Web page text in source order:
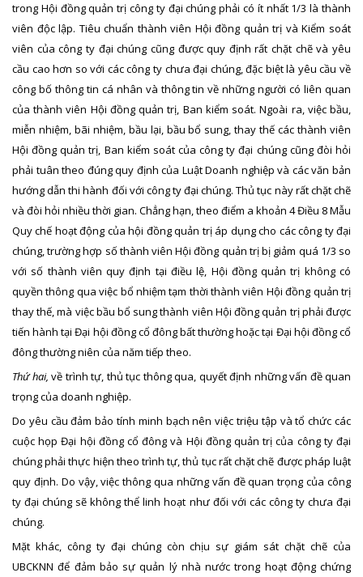
trong Hội đồng quản trị công ty đại chúng phải có ít nhất 1/3 là thành
viên độc lập. Tiêu chuẩn thành viên Hội đồng quản trị và Kiểm soát
viên của công ty đại chúng cũng được quy định rất chặt chẽ và yêu
cầu cao hơn so với các công ty chưa đại chúng, đặc biệt là yêu cầu về
công bố thông tin cá nhân và thông tin về những người có liên quan
của thành viên Hội đồng quản trị, Ban kiểm soát. Ngoài ra, việc bầu,
miễn nhiệm, bãi nhiệm, bầu lại, bầu bổ sung, thay thế các thành viên
Hội đồng quản trị, Ban kiểm soát của công ty đại chúng cũng đòi hỏi
phải tuân theo đúng quy định của Luật Doanh nghiệp và các văn bản
hướng dẫn thi hành đối với công ty đại chúng. Thủ tục này rất chặt chẽ
và đòi hỏi nhiều thời gian. Chẳng hạn, theo điểm a khoản 4 Điều 8 Mẫu
Quy chế hoạt động của hội đồng quản trị áp dụng cho các công ty đại
chúng, trường hợp số thành viên Hội đồng quản trị bị giảm quá 1/3 so
với số thành viên quy định tại điều lệ, Hội đồng quản trị không có
quyền thông qua việc bổ nhiệm tạm thời thành viên Hội đồng quản trị
thay thế, mà việc bầu bổ sung thành viên Hội đồng quản trị phải được
tiến hành tại Đại hội đồng cổ đông bất thường hoặc tại Đại hội đồng cổ
đông thường niên của năm tiếp theo.
Thứ hai, về trình tự, thủ tục thông qua, quyết định những vấn đề quan
trọng của doanh nghiệp.
Do yêu cầu đảm bảo tính minh bạch nên việc triệu tập và tổ chức các
cuộc họp Đại hội đồng cổ đông và Hội đồng quản trị của công ty đại
chúng phải thực hiện theo trình tự, thủ tục rất chặt chẽ được pháp luật
quy định. Do vậy, việc thông qua những vấn đề quan trọng của công
ty đại chúng sẽ không thể linh hoạt như đối với các công ty chưa đại
chúng.
Mặt khác, công ty đại chúng còn chịu sự giám sát chặt chẽ của
UBCKNN để đảm bảo sự quản lý nhà nước trong hoạt động chứng